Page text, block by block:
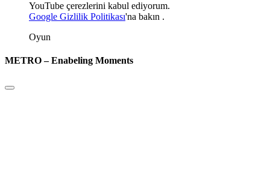
YouTube çerezlerini kabul ediyorum.
Google Gizlilik Politikası'na bakın .
Oyun
METRO – Enabeling Moments